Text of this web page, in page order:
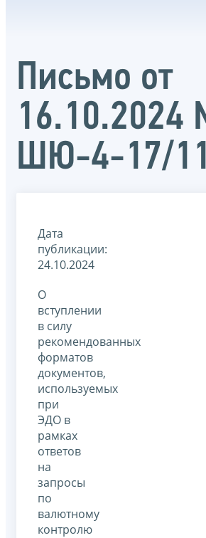
Письмо от
16.10.2024
ШЮ-4-17/
Дата
публикации:
24.10.2024
О
вступлении
в силу
рекомендованных
форматов
документов,
используемых
при
ЭДО в
рамках
ответов
на
запросы
по
валютному
контролю